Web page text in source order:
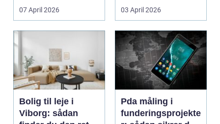
07 April 2026
Litauen er et n...
03 April 2026
Bolig til leje i
Viborg: sådan
Pda måling i
funderingsprojekte